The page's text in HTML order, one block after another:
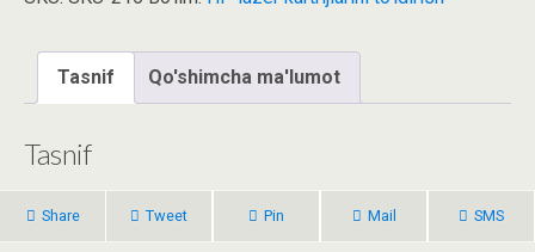
Tasnif Qo'shimcha ma'lumot
Tasnif
Share Tweet Pin Mail SMS